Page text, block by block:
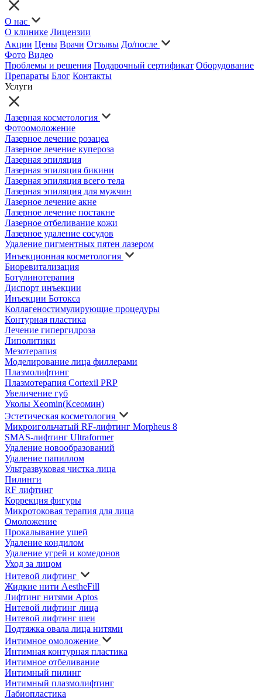
О нас
О клинике Лицензии
Акции Цены Врачи Отзывы До/после
Фото Видео
Проблемы и решения Подарочный сертификат Оборудование
Препараты Блог Контакты
Услуги
Лазерная косметология
Фотоомоложение
Лазерное лечение розацеа
Лазерное лечение купероза
Лазерная эпиляция
Лазерная эпиляция бикини
Лазерная эпиляция всего тела
Лазерная эпиляция для мужчин
Лазерное лечение акне
Лазерное лечение постакне
Лазерное отбеливание кожи
Лазерное удаление сосудов
Удаление пигментных пятен лазером
Инъекционная косметология
Биоревитализация
Ботулинотерапия
Диспорт инъекции
Инъекции Ботокса
Коллагеностимулирующие процедуры
Контурная пластика
Лечение гипергидроза
Липолитики
Мезотерапия
Моделирование лица филлерами
Плазмолифтинг
Плазмотерапия Cortexil PRP
Увеличение губ
Уколы Xeomin(Ксеомин)
Эстетическая косметология
Микроигольчатый RF-лифтинг Morpheus 8
SMAS-лифтинг Ultraformer
Удаление новообразований
Удаление папиллом
Ультразвуковая чистка лица
Пилинги
RF лифтинг
Коррекция фигуры
Микротоковая терапия для лица
Омоложение
Прокалывание ушей
Удаление кондилом
Удаление угрей и комедонов
Уход за лицом
Нитевой лифтинг
Жидкие нити AestheFill
Лифтинг нитями Aptos
Нитевой лифтинг лица
Нитевой лифтинг шеи
Подтяжка овала лица нитями
Интимное омоложение
Интимная контурная пластика
Интимное отбеливание
Интимный пилинг
Интимный плазмолифтинг
Лабиопластика